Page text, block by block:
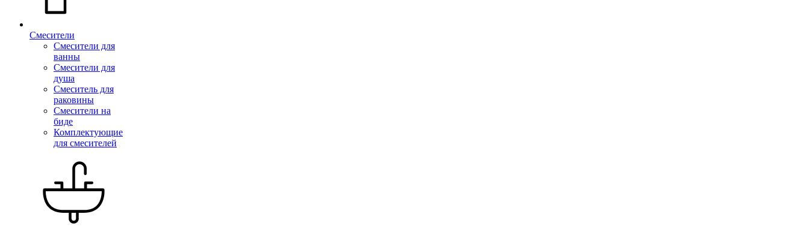
Смесители
Смесители для
ванны
Смесители для
душа
Смеситель для
раковины
Смесители на
биде
Комплектующие
для смесителей